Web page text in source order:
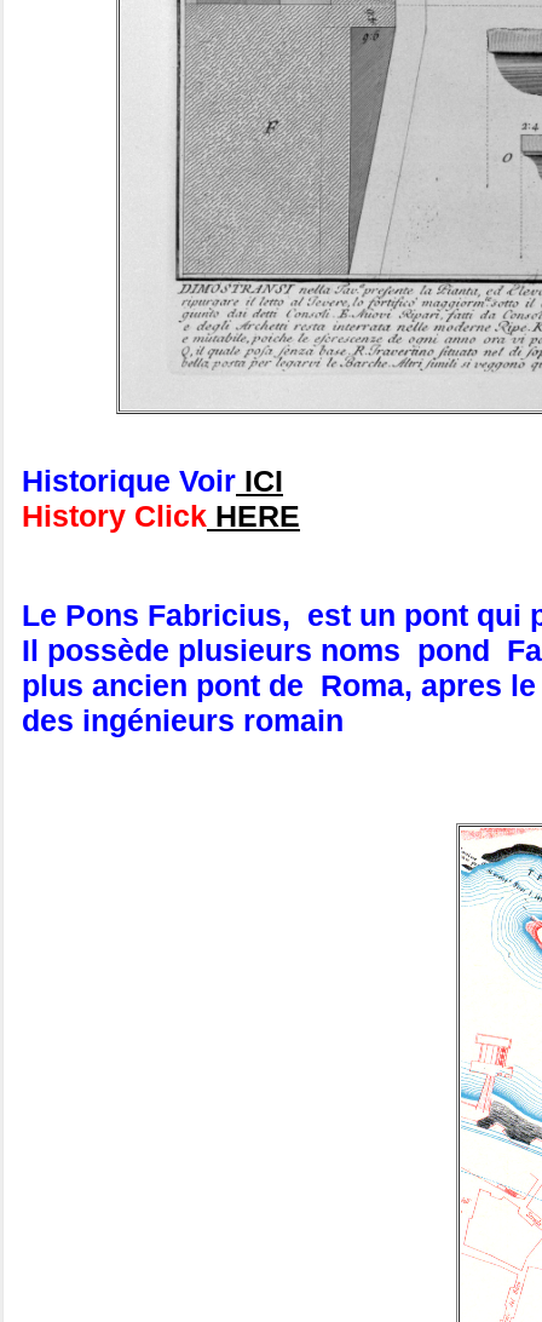
Historique Voir ICI
History Click HERE
Le Pons Fabricius, est un pont qui
Il possède plusieurs noms pond
plus ancien pont de Roma, apres
des ingénieurs romain